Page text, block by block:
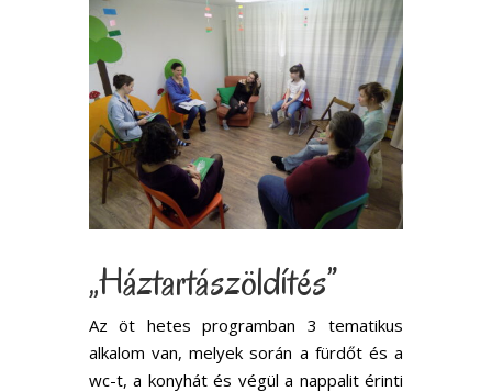
„Háztartászöldítés”
Az öt hetes programban 3 tematikus
alkalom van, melyek során a fürdőt és a
wc-t, a konyhát és végül a nappalit érinti